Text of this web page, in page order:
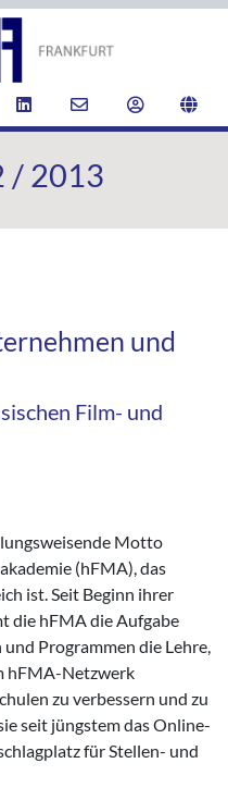
/ 2013
und
Film- und
Motto
(hFMA), das
ist. Seit Beginn ihrer
die hFMA die Aufgabe
Programmen die Lehre,
hFMA-Netzwerk
zu verbessern und zu
seit jüngstem das Online-
für Stellen- und